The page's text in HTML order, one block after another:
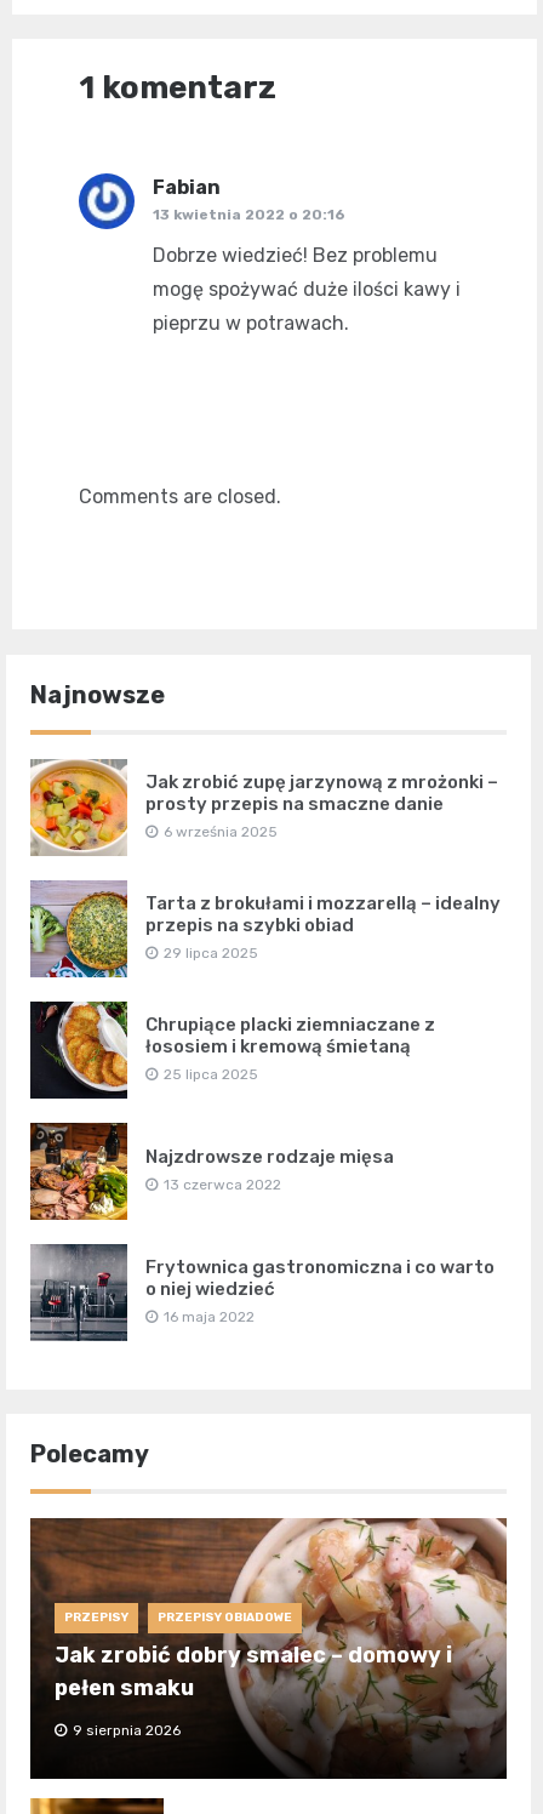
1 komentarz
Fabian
13 kwietnia 2022 o 20:16
Dobrze wiedzieć! Bez problemu
mogę spożywać duże ilości kawy i
pieprzu w potrawach.
Comments are closed.
Najnowsze
Jak zrobić zupę jarzynową z mrożonki –
prosty przepis na smaczne danie
6 września 2025
Tarta z brokułami i mozzarellą – idealny
przepis na szybki obiad
29 lipca 2025
Chrupiące placki ziemniaczane z
łososiem i kremową śmietaną
25 lipca 2025
Najzdrowsze rodzaje mięsa
13 czerwca 2022
Frytownica gastronomiczna i co warto
o niej wiedzieć
16 maja 2022
Polecamy
PRZEPISY PRZEPISY OBIADOWE
Jak zrobić dobry smalec – domowy i
pełen smaku
9 sierpnia 2026